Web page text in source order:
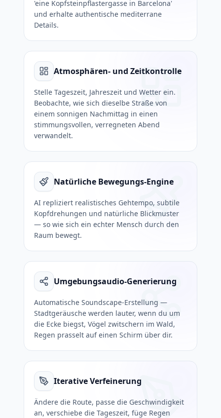
'eine Kopfsteinpflastergasse in Barcelona'
und erhalte authentische mediterrane
Details.
Atmosphären- und Zeitkontrolle
Stelle Tageszeit, Jahreszeit und Wetter ein.
Beobachte, wie sich dieselbe Straße von
einem sonnigen Nachmittag in einen
stimmungsvollen, verregneten Abend
verwandelt.
Natürliche Bewegungs-Engine
AI repliziert realistisches Gehtempo, subtile
Kopfdrehungen und natürliche Blickmuster
— so wie sich ein echter Mensch durch den
Raum bewegt.
Umgebungsaudio-Generierung
Automatische Soundscape-Erstellung —
Stadtgeräusche werden lauter, wenn du um
die Ecke biegst, Vögel zwitschern im Wald,
Regen prasselt auf einen Schirm über dir.
Iterative Verfeinerung
Ändere die Route, passe die Geschwindigkeit
an, verschiebe die Tageszeit, füge Regen